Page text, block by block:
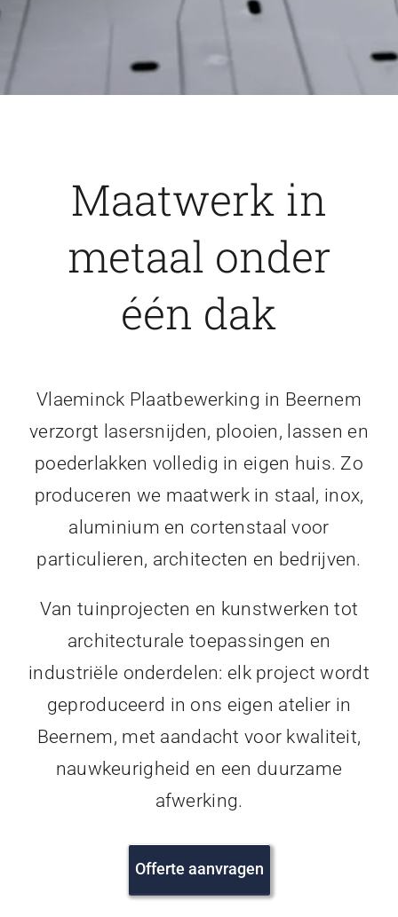
Maatwerk in
metaal onder
één dak
Vlaeminck Plaatbewerking in Beernem
verzorgt lasersnijden, plooien, lassen en
poederlakken volledig in eigen huis. Zo
produceren we maatwerk in staal, inox,
aluminium en cortenstaal voor
particulieren, architecten en bedrijven.
Van tuinprojecten en kunstwerken tot
architecturale toepassingen en
industriële onderdelen: elk project wordt
geproduceerd in ons eigen atelier in
Beernem, met aandacht voor kwaliteit,
nauwkeurigheid en een duurzame
afwerking.
Offerte aanvragen